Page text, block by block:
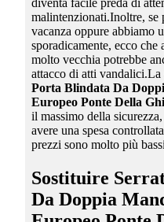
diventa facile preda di
malintenzionati.Inoltre, se
vacanza oppure abbiamo
sporadicamente, ecco che
molto vecchia potrebbe
attacco di atti vandalici.La
Porta Blindata Da
Europeo Ponte Della
il massimo della
avere una spesa
prezzi sono molto più
Sostituire
Da Doppia